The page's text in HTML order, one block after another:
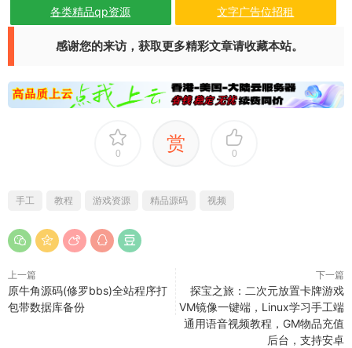
各类精品qp资源 文字广告位招租
感谢您的来访，获取更多精彩文章请收藏本站。
0 赏 0
手工 教程 游戏资源 精品源码 视频
上一篇
原牛角源码(修罗bbs)全站程序打
包带数据库备份
下一篇
探宝之旅：二次元放置卡牌游戏
VM镜像一键端，Linux学习手工端
通用语音视频教程，GM物品充值
后台，支持安卓